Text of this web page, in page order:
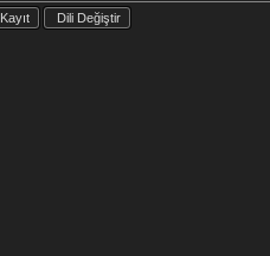
Kayıt Dili Değiştir